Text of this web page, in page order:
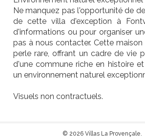
Ne manquez pas l'opportunité de
de cette villa d'exception à
d'informations ou pour organiser
pas à nous contacter. Cette
perle rare, offrant un cadre de vie
d'une commune riche en histoire
un environnement naturel
Visuels non contractuels.
© 2026 Villas La Provençale.